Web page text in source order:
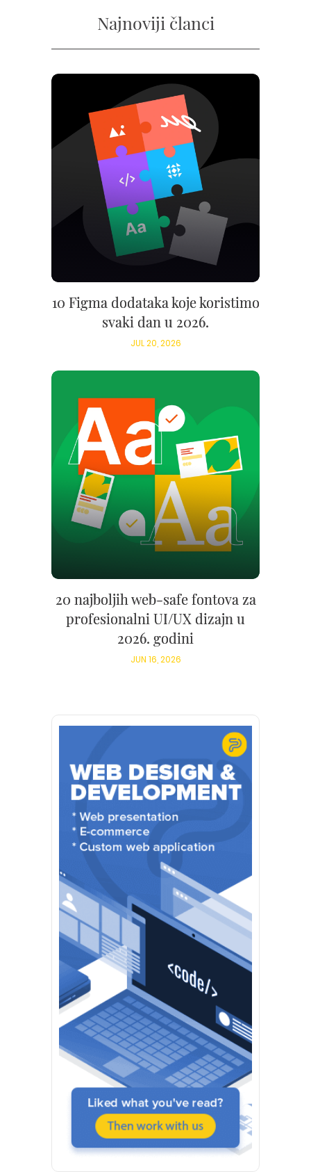
Najnoviji članci
10 Figma dodataka koje koristimo
svaki dan u 2026.
JUL 20, 2026
20 najboljih web-safe fontova za
profesionalni UI/UX dizajn u
2026. godini
JUN 16, 2026